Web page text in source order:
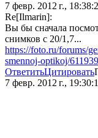
7 февр. 2012 г.,
Re[Ilmarin]:
Вы бы сначала
снимков с 20/1,7...
https://foto.ru/forums/
smennoj-optikoj/611939
ОтветитьЦитировать
7 февр. 2012 г.,